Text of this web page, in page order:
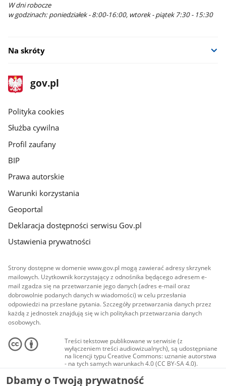
W dni robocze
w godzinach: poniedziałek - 8:00-16:00, wtorek - piątek 7:30 - 15:30
Na skróty
stopka
gov.pl
Strona
gov.pl
gov.pl
Polityka cookies
Służba cywilna
Profil zaufany
BIP
Prawa autorskie
Warunki korzystania
Geoportal
Deklaracja dostępności serwisu Gov.pl
Ustawienia prywatności
Strony dostępne w domenie www.gov.pl mogą zawierać adresy skrzynek
mailowych. Użytkownik korzystający z odnośnika będącego adresem e-
mail zgadza się na przetwarzanie jego danych (adres e-mail oraz
dobrowolnie podanych danych w wiadomości) w celu przesłania
odpowiedzi na przesłane pytania. Szczegóły przetwarzania danych przez
każdą z jednostek znajdują się w ich politykach przetwarzania danych
osobowych.
Treści tekstowe publikowane w serwisie (z
wyłączeniem treści audiowizualnych), są udostępniane
na licencji typu Creative Commons: uznanie autorstwa
- na tych samych warunkach 4.0 (CC BY-SA 4.0).
Materiały audiowizualne, w tym zdjęcia, materiały
audio i wideo, są udostępniane na licencji typu
Dbamy o Twoją prywatność